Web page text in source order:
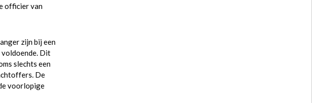
officier van
zijn bij een
voldoende. Dit
slechts een
De
voorlopige